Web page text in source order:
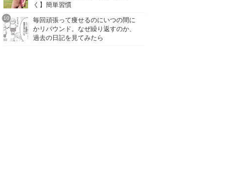
く】簡単習慣
毎回頑張って痩せるのにいつの間に
かリバウンド。なぜ繰り返すのか、
過去の日記を見てみたら